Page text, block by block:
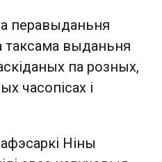
перавыданьня
таксама выданьня
па розных,
часопісах і
Ніны